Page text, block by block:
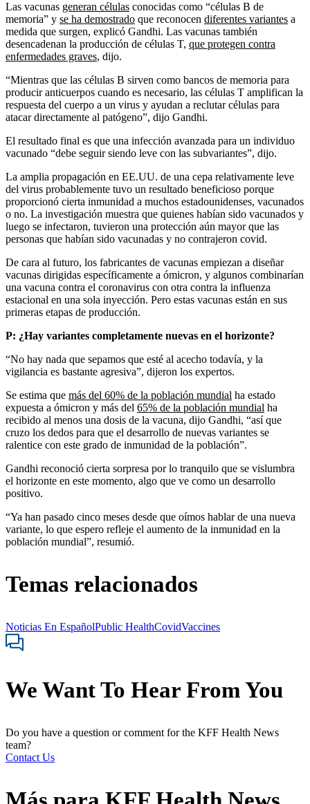
Las vacunas generan células conocidas como “células B de
memoria” y se ha demostrado que reconocen diferentes variantes a
medida que surgen, explicó Gandhi. Las vacunas también
desencadenan la producción de células T, que protegen contra
enfermedades graves, dijo.
“Mientras que las células B sirven como bancos de memoria para
producir anticuerpos cuando es necesario, las células T amplifican la
respuesta del cuerpo a un virus y ayudan a reclutar células para
atacar directamente al patógeno”, dijo Gandhi.
El resultado final es que una infección avanzada para un individuo
vacunado “debe seguir siendo leve con las subvariantes”, dijo.
La amplia propagación en EE.UU. de una cepa relativamente leve
del virus probablemente tuvo un resultado beneficioso porque
proporcionó cierta inmunidad a muchos estadounidenses, vacunados
o no. La investigación muestra que quienes habían sido vacunados y
luego se infectaron, tuvieron una protección aún mayor que las
personas que habían sido vacunadas y no contrajeron covid.
De cara al futuro, los fabricantes de vacunas empiezan a diseñar
vacunas dirigidas específicamente a ómicron, y algunos combinarían
una vacuna contra el coronavirus con otra contra la influenza
estacional en una sola inyección. Pero estas vacunas están en sus
primeras etapas de producción.
P: ¿Hay variantes completamente nuevas en el horizonte?
“No hay nada que sepamos que esté al acecho todavía, y la
vigilancia es bastante agresiva”, dijeron los expertos.
Se estima que más del 60% de la población mundial ha estado
expuesta a ómicron y más del 65% de la población mundial ha
recibido al menos una dosis de la vacuna, dijo Gandhi, “así que
cruzo los dedos para que el desarrollo de nuevas variantes se
ralentice con este grado de inmunidad de la población”.
Gandhi reconoció cierta sorpresa por lo tranquilo que se vislumbra
el horizonte en este momento, algo que ve como un desarrollo
positivo.
“Ya han pasado cinco meses desde que oímos hablar de una nueva
variante, lo que espero refleje el aumento de la inmunidad en la
población mundial”, resumió.
Temas relacionados
Noticias En EspañolPublic HealthCovidVaccines
We Want To Hear From You
Do you have a question or comment for the KFF Health News
team?
Contact Us